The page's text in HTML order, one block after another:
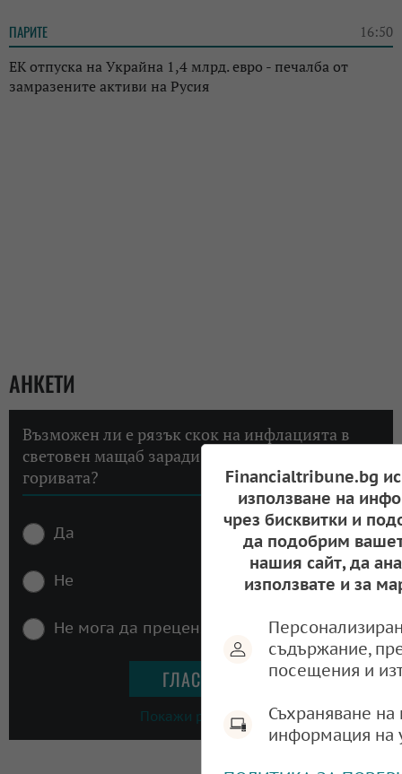
ПАРИТЕ 16:50
ЕК отпуска на Украйна 1,4 млрд. евро - печалба от
замразените активи на Русия
АНКЕТИ
Възможен ли е рязък скок на инфлацията в
световен мащаб заради високите цени на
горивата?
Да
Не
Не мога да преценя
Покажи резултати
Financialtribune.bg
използване на
чрез бисквитки и
да подобрим
нашия сайт, да
използвате и за
съдържание,
посещения и
Съхраняване
информация на